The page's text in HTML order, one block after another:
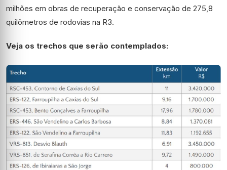
milhões em obras de recuperação e conservação de 275,8
quilômetros de rodovias na R3.
Veja os trechos que serão contemplados: